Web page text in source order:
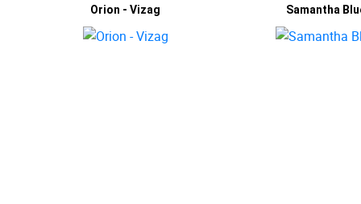
Orion - Vizag Samantha